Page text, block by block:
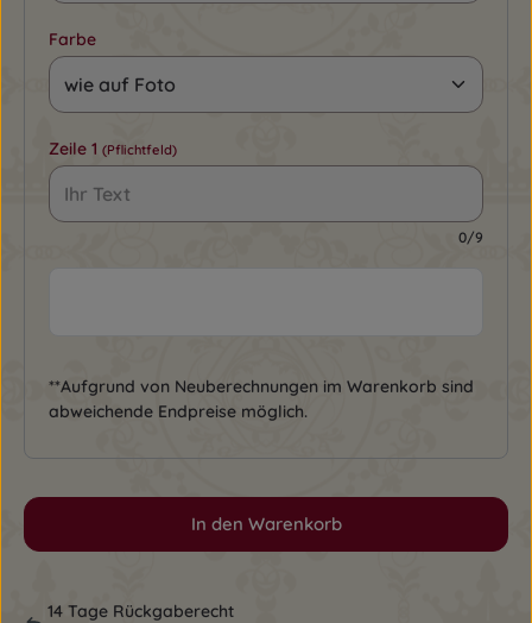
Farbe
Zeile 1 (Pflichtfeld)
0/9
**Aufgrund von Neuberechnungen im Warenkorb sind
abweichende Endpreise möglich.
In den Warenkorb
14 Tage Rückgaberecht